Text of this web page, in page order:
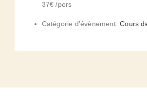
37€ /pers
Catégorie d’évènement: Cours